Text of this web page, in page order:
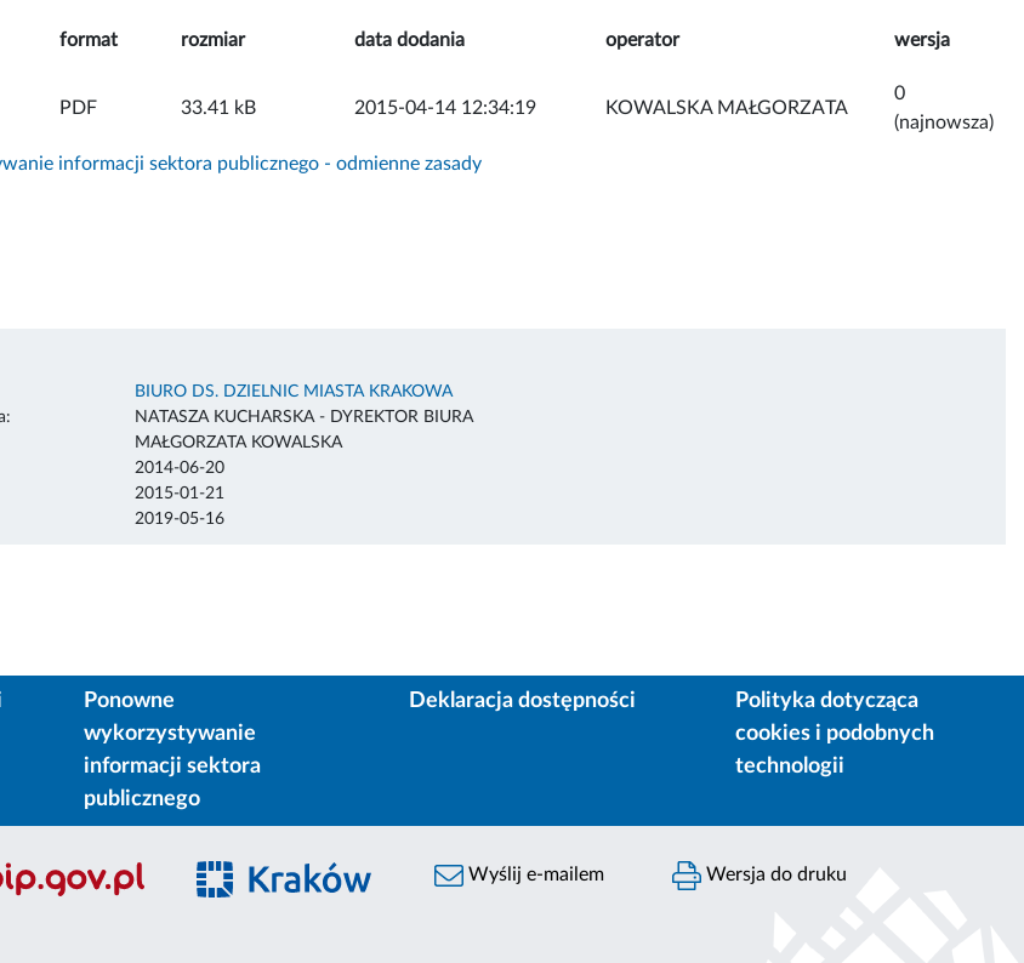
format rozmiar data dodania operator wersja
ZAŁĄCZNIK
PDF 33.41 kB 2015-04-14 12:34:19 KOWALSKA MAŁGORZATA
0
(najnowsza)
informacji sektora publicznego - odmienne zasady
BIURO DS. DZIELNIC MIASTA KRAKOWA
NATASZA KUCHARSKA - DYREKTOR BIURA
MAŁGORZATA KOWALSKA
2014-06-20
2015-01-21
2019-05-16
Ponowne
wykorzystywanie
informacji sektora
publicznego
Deklaracja dostępności
Polityka dotycząca
cookies i podobnych
technologii
Wyślij e-mailem Wersja do druku